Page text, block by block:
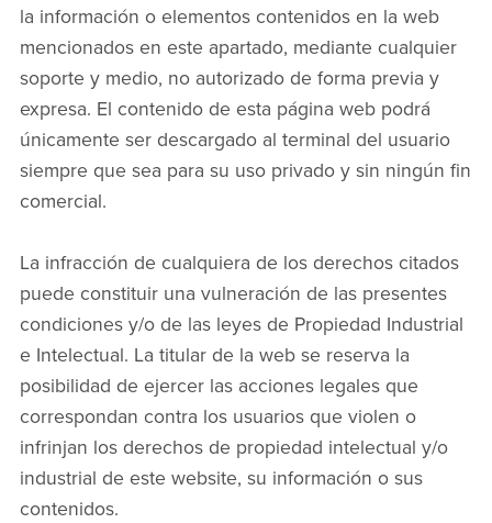
la información o elementos contenidos en la web
mencionados en este apartado, mediante cualquier
soporte y medio, no autorizado de forma previa y
expresa. El contenido de esta página web podrá
únicamente ser descargado al terminal del usuario
siempre que sea para su uso privado y sin ningún fin
comercial.
La infracción de cualquiera de los derechos citados
puede constituir una vulneración de las presentes
condiciones y/o de las leyes de Propiedad Industrial
e Intelectual. La titular de la web se reserva la
posibilidad de ejercer las acciones legales que
correspondan contra los usuarios que violen o
infrinjan los derechos de propiedad intelectual y/o
industrial de este website, su información o sus
contenidos.